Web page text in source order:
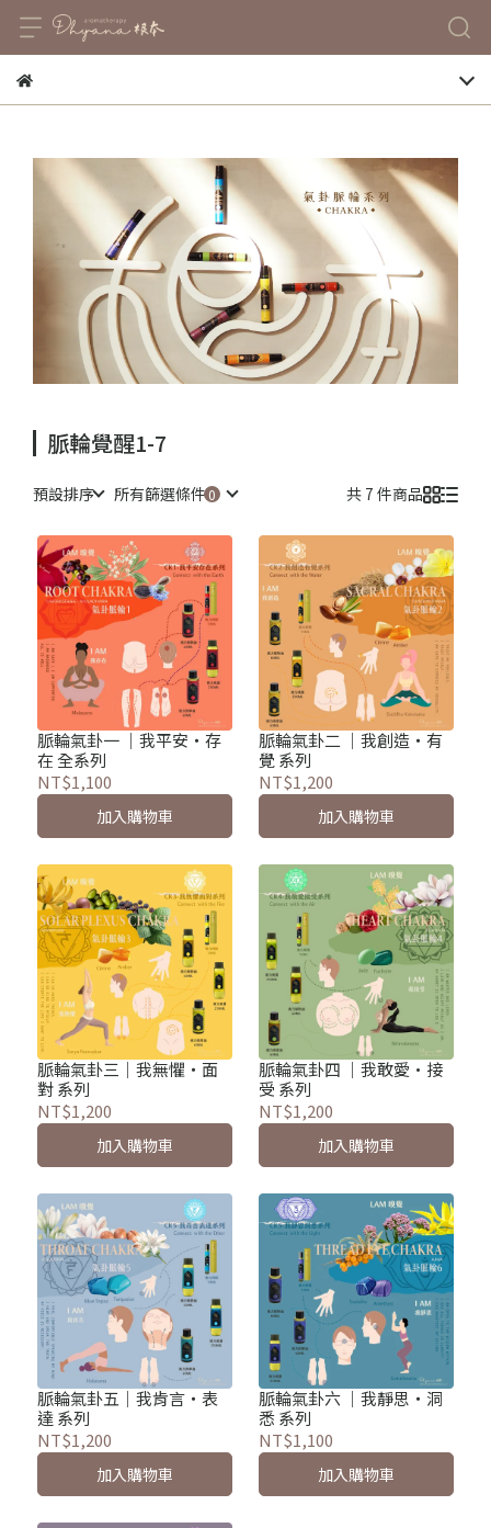
脈輪覺醒1-7
預設排序 所有篩選條件 共 7 件商品
脈輪氣卦一 ｜我平安・存
在 全系列
NT$1,100
加入購物車
脈輪氣卦二 ｜我創造・有
覺 系列
NT$1,200
加入購物車
脈輪氣卦三｜我無懼・面
對 系列
NT$1,200
加入購物車
脈輪氣卦四 ｜我敢愛·接
受 系列
NT$1,200
加入購物車
脈輪氣卦五｜我肯言・表
達 系列
NT$1,200
加入購物車
脈輪氣卦六 ｜我靜思・洞
悉 系列
NT$1,100
加入購物車